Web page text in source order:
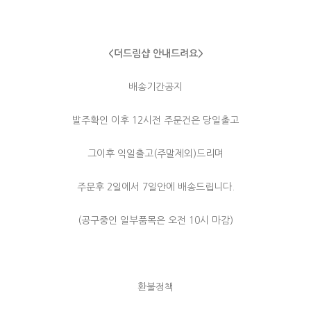
<더드림샵 안내드려요>
배송기간공지
발주확인 이후 12시전 주문건은 당일출고
그이후 익일출고(주말제외)드리며
주문후 2일에서 7일안에 배송드립니다.
(공구중인 일부품목은 오전 10시 마감)
환불정책